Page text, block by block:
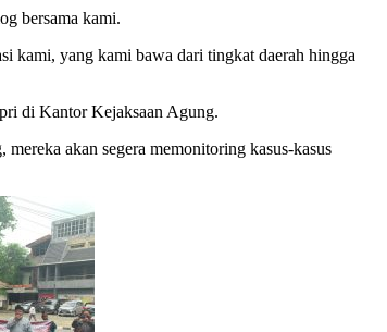
bersama kami.
kami, yang kami bawa dari tingkat daerah hingga
di Kantor Kejaksaan Agung.
akan segera memonitoring kasus-kasus